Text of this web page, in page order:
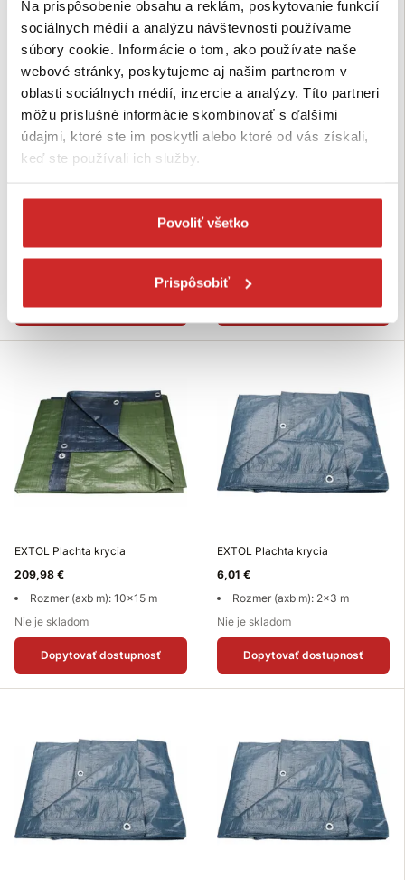
Na prispôsobenie obsahu a reklám, poskytovanie funkcií
sociálnych médií a analýzu návštevnosti používame
súbory cookie. Informácie o tom, ako používate naše
webové stránky, poskytujeme aj našim partnerom v
oblasti sociálnych médií, inzercie a analýzy. Títo partneri
môžu príslušné informácie skombinovať s ďalšími
údajmi, ktoré ste im poskytli alebo ktoré od vás získali,
keď ste používali ich služby.
Povoliť všetko
Prispôsobiť
EXTOL Plachta krycia
Rozmer (axb m): 4x5 m
Dopytovať dostupnosť
EXTOL Plachta krycia
55,92 €
Rozmer (axb m): 5x8 m
Skladom 1 ks
Do košíka
EXTOL Plachta krycia
209,98 €
Rozmer (axb m): 10x15 m
Nie je skladom
Dopytovať dostupnosť
EXTOL Plachta krycia
6,01 €
Rozmer (axb m): 2x3 m
Nie je skladom
Dopytovať dostupnosť